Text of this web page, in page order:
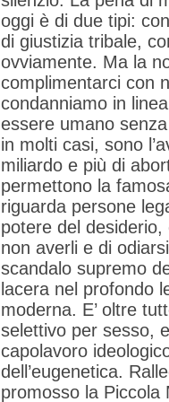
oggi è di due tipi:
di giustizia tribale,
ovviamente. Ma la
complimentarci con
condanniamo in
essere umano
in molti casi, sono
miliardo e più di
permettono la
riguarda persone
potere del
non averli e di
scandalo supremo
lacera nel profondo
moderna. E’ oltre
selettivo per sesso,
capolavoro
dell’eugenetica.
promosso la